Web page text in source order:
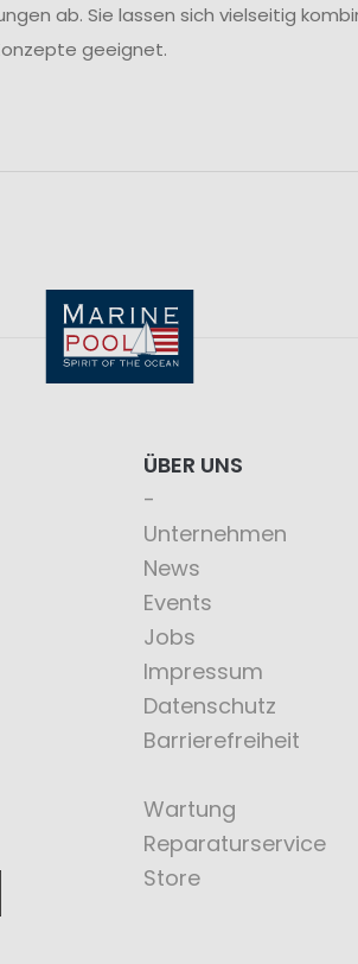
ab. Sie lassen sich vielseitig
geeignet.
ÜBER UNS
Unternehmen
News
Events
Jobs
Impressum
Datenschutz
Barrierefreiheit
Wartung
Reparaturservice
Store